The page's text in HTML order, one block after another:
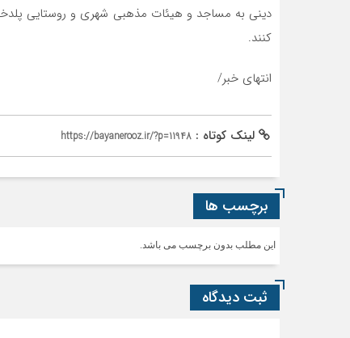
دینی به مساجد و هیئات مذهبی شهری و روستایی
کنند.
انتهای خبر/
لینک کوتاه : https://bayanerooz.ir/?p=11948
برچسب ها
این مطلب بدون برچسب می باشد.
ثبت دیدگاه